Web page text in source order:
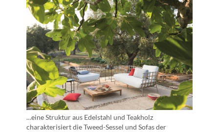
…eine Struktur aus Edelstahl und Teakholz
charakterisiert die Tweed-Sessel und Sofas der